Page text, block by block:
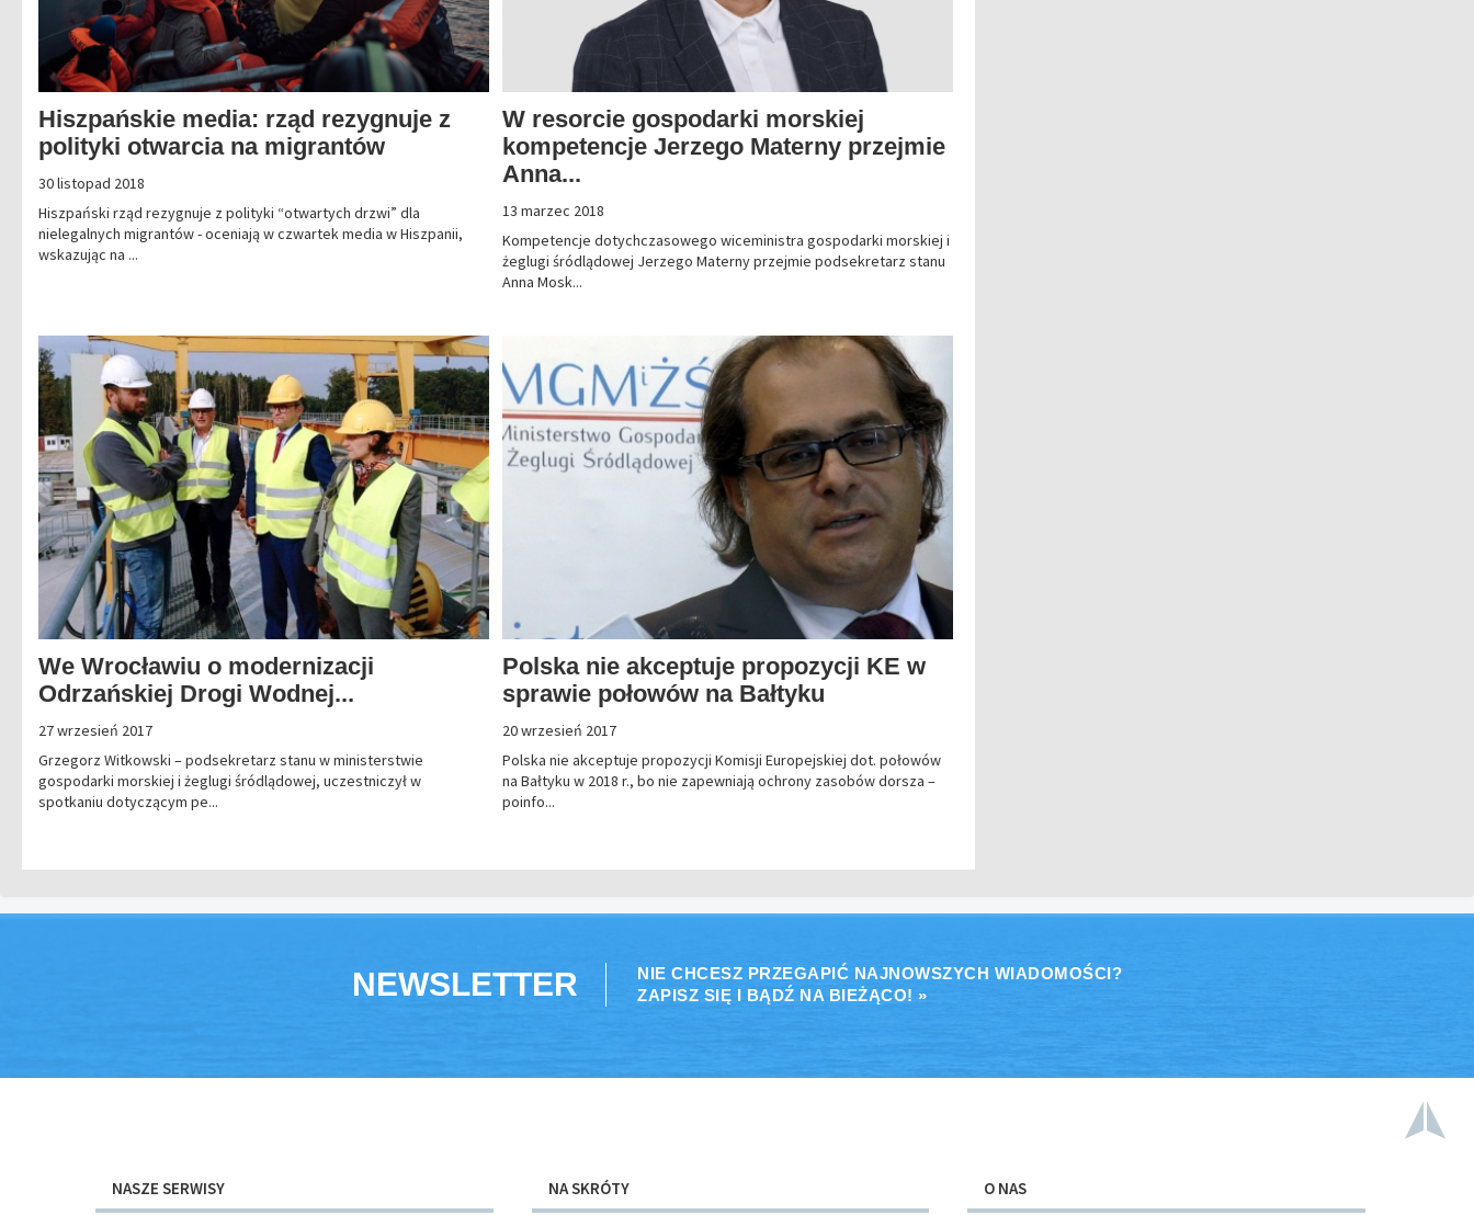
Hiszpańskie media: rząd rezygnuje z
polityki otwarcia na migrantów
30 listopad 2018
Hiszpański rząd rezygnuje z polityki “otwartych drzwi” dla
nielegalnych migrantów - oceniają w czwartek media w Hiszpanii,
wskazując na ...
W resorcie gospodarki morskiej
kompetencje Jerzego Materny przejmie
Anna...
13 marzec 2018
Kompetencje dotychczasowego wiceministra gospodarki morskiej i
żeglugi śródlądowej Jerzego Materny przejmie podsekretarz stanu
Anna Mosk...
We Wrocławiu o modernizacji
Odrzańskiej Drogi Wodnej...
27 wrzesień 2017
Grzegorz Witkowski – podsekretarz stanu w ministerstwie
gospodarki morskiej i żeglugi śródlądowej, uczestniczył w
spotkaniu dotyczącym pe...
Polska nie akceptuje propozycji KE w
sprawie połowów na Bałtyku
20 wrzesień 2017
Polska nie akceptuje propozycji Komisji Europejskiej dot. połowów
na Bałtyku w 2018 r., bo nie zapewniają ochrony zasobów dorsza –
poinfo...
NEWSLETTER
NIE CHCESZ PRZEGAPIĆ NAJNOWSZYCH WIADOMOŚCI?
ZAPISZ SIĘ I BĄDŹ NA BIEŻĄCO! »
NASZE SERWISY NA SKRÓTY O NAS